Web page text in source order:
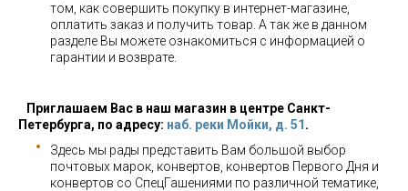
том, как совершить покупку в интернет-магазине,
оплатить заказ и получить товар. А так же в данном
разделе Вы можете ознакомиться с информацией о
гарантии и возврате.
Приглашаем Вас в наш магазин в центре Санкт-
Петербурга, по адресу: наб. реки Мойки, д. 51 .
Здесь мы рады представить Вам большой выбор
почтовых марок, конвертов, конвертов Первого Дня и
конвертов со СпецГашениями по различной тематике,